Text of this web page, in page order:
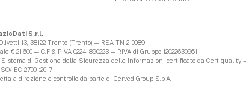
S.r.l.
13, 38122 Trento (Trento) — REA TN 210089
€ 21.600 — C.F & P.IVA 02241890223 — P.IVA di Gruppo 12022630961
Sistema di Gestione della Sicurezza delle Informazioni certificato da Certiquality –
IEC 27001:2017
a direzione e controllo da parte di Cerved Group S.p.A.